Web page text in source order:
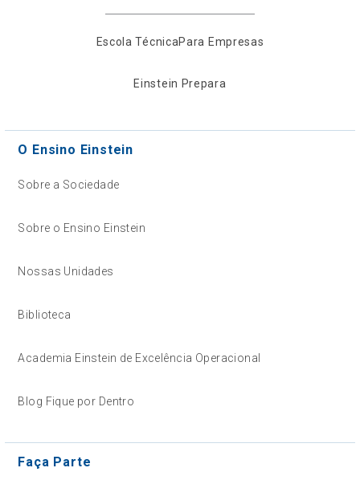
Escola TécnicaPara Empresas
Einstein Prepara
O Ensino Einstein
Sobre a Sociedade
Sobre o Ensino Einstein
Nossas Unidades
Biblioteca
Academia Einstein de Excelência Operacional
Blog Fique por Dentro
Faça Parte